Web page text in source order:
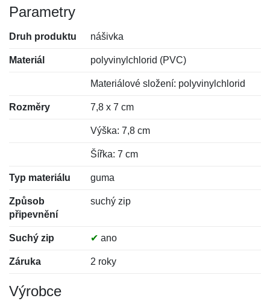
Parametry
Druh produktu nášivka
Materiál polyvinylchlorid (PVC)
Materiálové složení: polyvinylchlorid
Rozměry 7,8 x 7 cm
Výška: 7,8 cm
Šířka: 7 cm
Typ materiálu guma
Způsob
připevnění
suchý zip
Suchý zip ✔ ano
Záruka 2 roky
Výrobce